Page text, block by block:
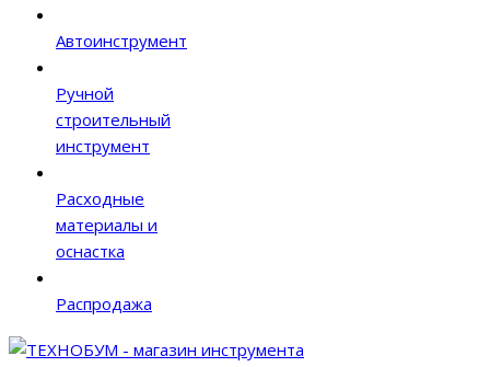
Автоинструмент
Ручной
строительный
инструмент
Расходные
материалы и
оснастка
Распродажа